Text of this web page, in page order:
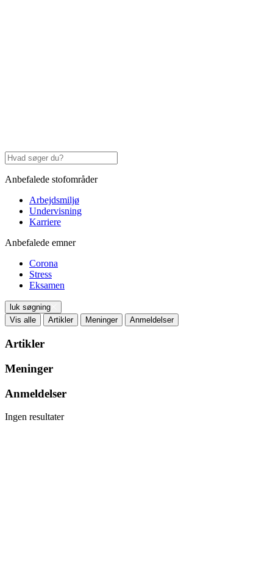
Anbefalede stofområder
Arbejdsmiljø
Undervisning
Karriere
Anbefalede emner
Corona
Stress
Eksamen
luk søgning
Vis alle
Artikler Meninger Anmeldelser
Artikler
Meninger
Anmeldelser
Ingen resultater